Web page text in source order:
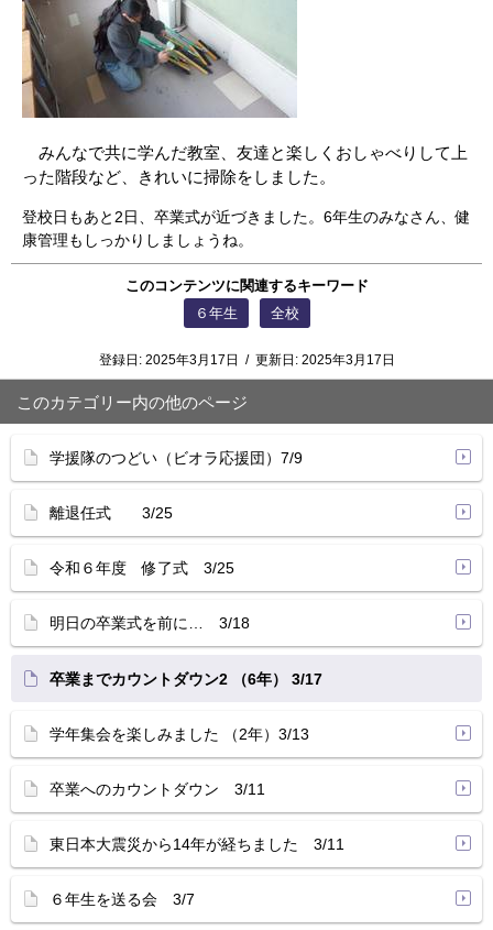
みんなで共に学んだ教室、友達と楽しくおしゃべりして上
った階段など、きれいに掃除をしました。
登校日もあと2日、卒業式が近づきました。6年生のみなさん、健
康管理もしっかりしましょうね。
このコンテンツに関連するキーワード
６年生
全校
登録日: 2025年3月17日 / 更新日: 2025年3月17日
このカテゴリー内の他のページ
学援隊のつどい（ビオラ応援団）7/9
離退任式 3/25
令和６年度 修了式 3/25
明日の卒業式を前に… 3/18
卒業までカウントダウン2 （6年） 3/17
学年集会を楽しみました （2年）3/13
卒業へのカウントダウン 3/11
東日本大震災から14年が経ちました 3/11
６年生を送る会 3/7